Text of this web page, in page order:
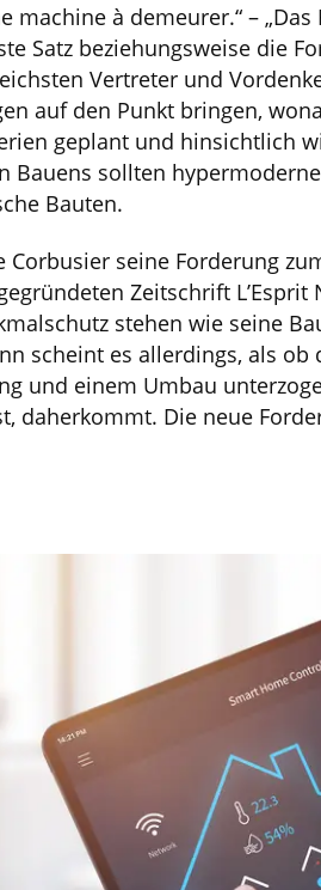
machine à demeurer.“ –
Satz beziehungsweise die
Vertreter und
auf den Punkt bringen,
geplant und hinsichtlich
Bauens sollten
Bauten.
seine Forderung
Zeitschrift
stehen wie seine
scheint es allerdings, als
und einem Umbau
daherkommt. Die neue